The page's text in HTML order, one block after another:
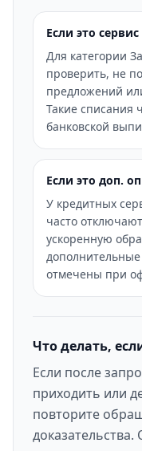
Если это
Для категории
проверить, не
предложений
Такие списания
банковской
Если это доп.
У кредитных
часто
ускоренную
отмечены при
Что делать,
Если после
приходить или
повторите